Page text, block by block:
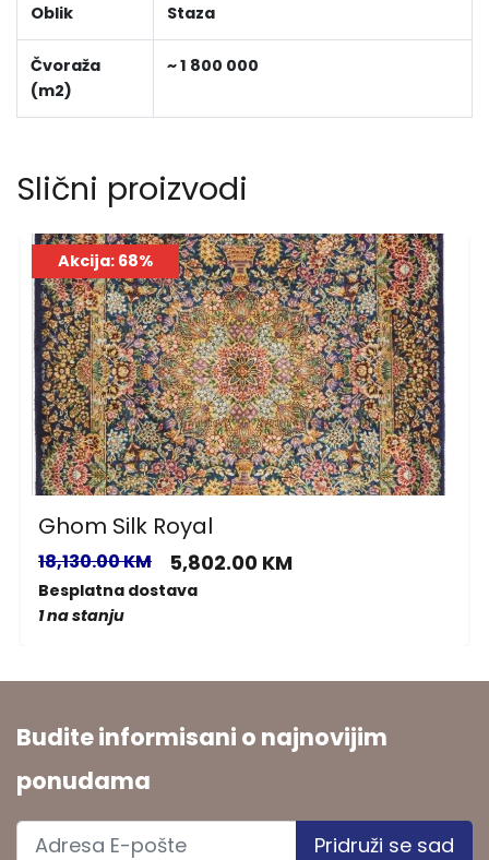
Oblik Staza
Čvoraža
(m2)
~ 1 800 000
Slični proizvodi
Akcija: 68%
Ghom Silk Royal
18,130.00 KM 5,802.00 KM
Besplatna dostava
1 na stanju
Budite informisani o najnovijim
ponudama
Pridruži se sad